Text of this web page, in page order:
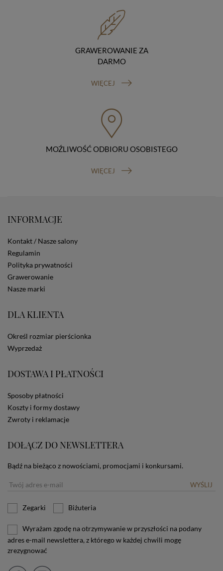
(poprawiania) swoich danych, prawo do usunięcia
danych (jeżeli Twoim zdaniem nie ma podstaw do tego,
abyśmy przetwarzali Twoje dane, możesz zażądać,
abyśmy je usunęli), prawo do ograniczenia
przetwarzania danych (możesz zażądać, abyśmy
ograniczyli przetwarzanie Twoich danych osobowych
wyłącznie do ich przechowywania lub wykonywania
mamy nieprawidłowe dane na Twój temat lub
przenoszenia danych, prawo do wniesienia skargi do
organu nadzorczego (Prezesa Urzędu Ochrony Danych
Osobowych, ul. Stawki 2, 00-193 Warszawa) oraz
prawo do cofnięcia zgody na przetwarzanie danych
osobowych (masz prawo cofnięcia zgody na
cofnięcie zgody nie ma wpływu na zgodność z prawem
Podanie przez Ciebie danych jest dobrowolne. Jeżeli
zawartości naszej strony
Zautomatyzowane podejmowanie decyzji
Stosowane są one w celach zapewnienia maksymalnej
wygody wszystkich użytkowników (w tym Kupujących)
przy korzystaniu ze Sklepu (zapamiętywanie
statystycznych, także przez inne portale, w tym
ze Sklepu bez zmiany ustawień w przeglądarce
dotyczących cookies oznacza, że będą one
zamieszczane w urządzeniu końcowym każdego
stosowanie plików cookies powinien zmienić
informacji o plikach cookies.
GRAWEROWANIE ZA
DARMO
WIĘCEJ
MOŹLIWOŚĆ ODBIORU OSOBISTEGO
WIĘCEJ
INFORMACJE
Kontakt / Nasze salony
Regulamin
Polityka prywatności
Grawerowanie
Nasze marki
DLA KLIENTA
Określ rozmiar pierścionka
Wyprzedaż
DOSTAWA I PŁATNOŚCI
Sposoby płatności
Koszty i formy dostawy
Zwroty i reklamacje
DOŁĄCZ DO NEWSLETTERA
Bądź na bieżąco z nowościami, promocjami i konkursami.
WYŚLIJ
Zegarki Biżuteria
Wyrażam zgodę na otrzymywanie w przyszłości na podany
adres e-mail newslettera, z którego w każdej chwili mogę
zrezygnować